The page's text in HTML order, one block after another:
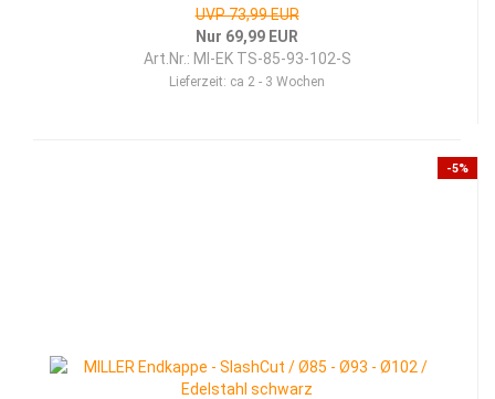
UVP 73,99 EUR
Nur 69,99 EUR
Art.Nr.: MI-EK TS-85-93-102-S
Lieferzeit: ca 2 - 3 Wochen
-5%